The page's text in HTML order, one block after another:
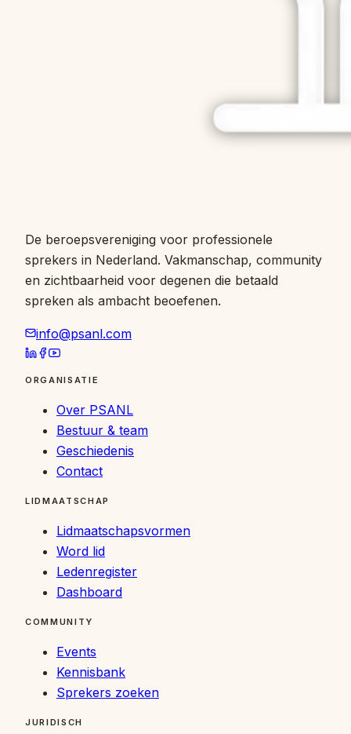
De beroepsvereniging voor professionele
sprekers in Nederland. Vakmanschap, community
en zichtbaarheid voor degenen die betaald
spreken als ambacht beoefenen.
info@psanl.com
ORGANISATIE
Over PSANL
Bestuur & team
Geschiedenis
Contact
LIDMAATSCHAP
Lidmaatschapsvormen
Word lid
Ledenregister
Dashboard
COMMUNITY
Events
Kennisbank
Sprekers zoeken
JURIDISCH